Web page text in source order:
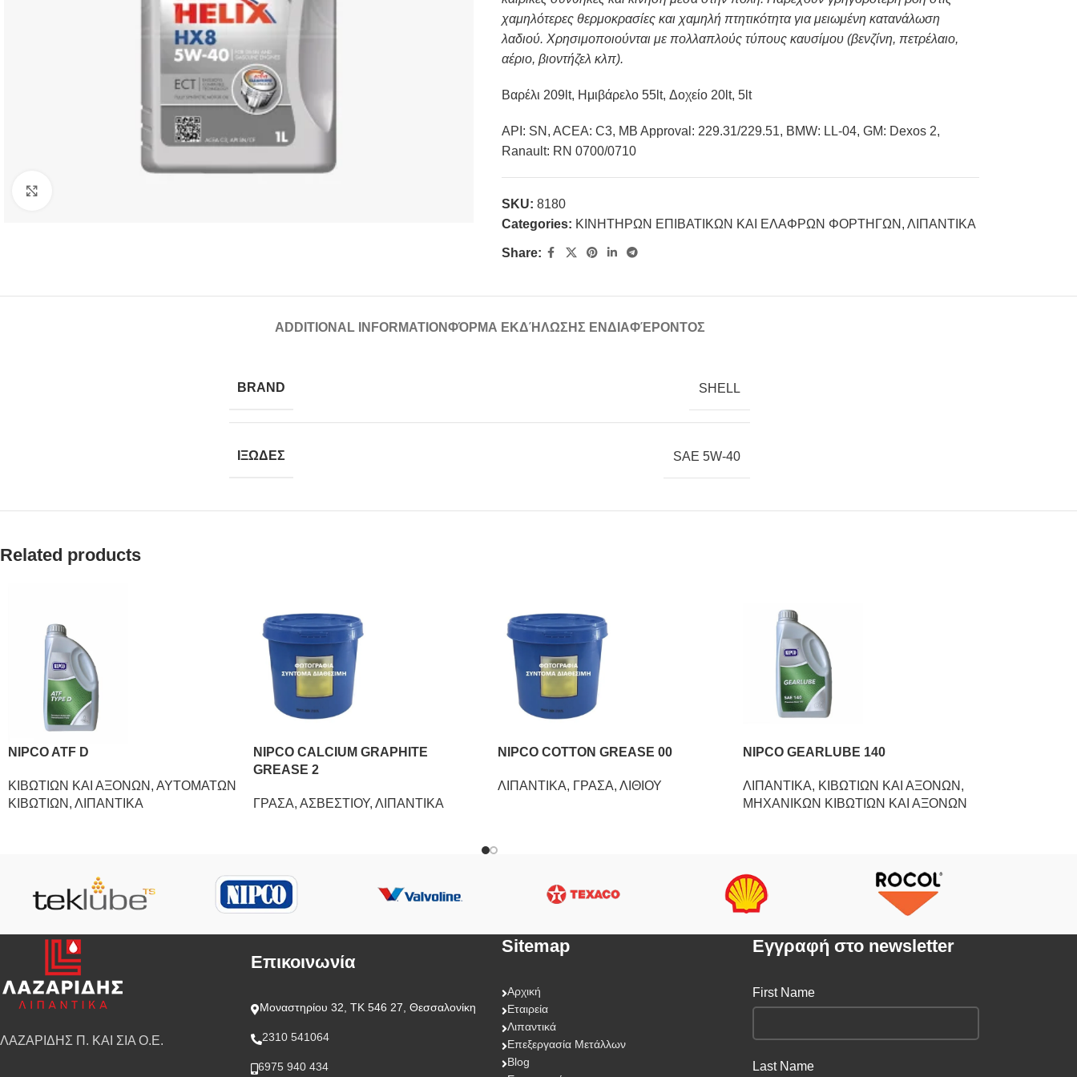
χαμηλότερες θερμοκρασίες και χαμηλή πτητικότητα για μειωμένη κατανάλωση
λαδιού. Χρησιμοποιούνται με πολλαπλούς τύπους καυσίμου (βενζίνη, πετρέλαιο,
αέριο, βιοντήζελ κλπ).
Βαρέλι 209lt, Ημιβάρελο 55lt, Δοχείο 20lt, 5lt
API: SN, ACEA: C3, MB Approval: 229.31/229.51, BMW: LL-04, GM: Dexos 2,
Ranault: RN 0700/0710
SKU: 8180
Categories: ΚΙΝΗΤΗΡΩΝ ΕΠΙΒΑΤΙΚΩΝ ΚΑΙ ΕΛΑΦΡΩΝ ΦΟΡΤΗΓΩΝ , ΛΙΠΑΝΤΙΚΑ
Share:
ADDITIONAL INFORMATIONΦΌΡΜΑ ΕΚΔΉΛΩΣΗΣ ΕΝΔΙΑΦΈΡΟΝΤΟΣ
BRAND SHELL
ΙΞΩΔΕΣ SAE 5W-40
Related products
NIPCO ATF D
ΚΙΒΩΤΙΩΝ ΚΑΙ ΑΞΟΝΩΝ , ΑΥΤΟΜΑΤΩΝ
ΚΙΒΩΤΙΩΝ , ΛΙΠΑΝΤΙΚΑ
NIPCO CALCIUM GRAPHITE
GREASE 2
ΓΡΑΣΑ, ΑΣΒΕΣΤΙΟΥ, ΛΙΠΑΝΤΙΚΑ
NIPCO COTTON GREASE 00
ΛΙΠΑΝΤΙΚΑ, ΓΡΑΣΑ, ΛΙΘΙΟΥ
NIPCO GEARLUBE 140
ΛΙΠΑΝΤΙΚΑ, ΚΙΒΩΤΙΩΝ ΚΑΙ ΑΞΟΝΩΝ ,
ΜΗΧΑΝΙΚΩΝ ΚΙΒΩΤΙΩΝ ΚΑΙ ΑΞΟΝΩΝ
ΛΑΖΑΡΙΔΗΣ Π. ΚΑΙ ΣΙΑ Ο.Ε.
Επικοινωνία
Μοναστηρίου 32, ΤΚ 546 27, Θεσσαλονίκη
2310 541064
6975 940 434
Sitemap
Αρχική
Εταιρεία
Λιπαντικά
Επεξεργασία Μετάλλων
Blog
Eγγραφή στο newsletter
First Name
Last Name